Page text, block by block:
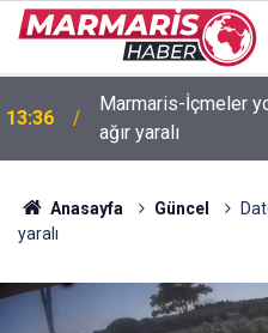
Marmaris-İçmeler
ağır yaralı
11:41
Marmaris’te çadır
Anasayfa Güncel
yaralı